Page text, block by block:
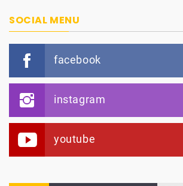
SOCIAL MENU
facebook
instagram
youtube